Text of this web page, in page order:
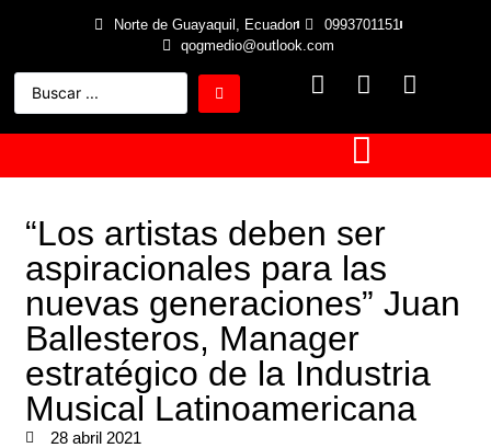
Norte de Guayaquil, Ecuador
0993701151
qogmedio@outlook.com
“Los artistas deben ser
aspiracionales para las
nuevas generaciones” Juan
Ballesteros, Manager
estratégico de la Industria
Musical Latinoamericana
28 abril 2021